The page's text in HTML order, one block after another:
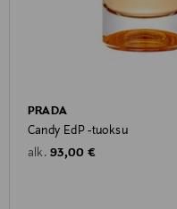
PRADA
Candy EdP -tuoksu
alk. Original Price
93,00 €